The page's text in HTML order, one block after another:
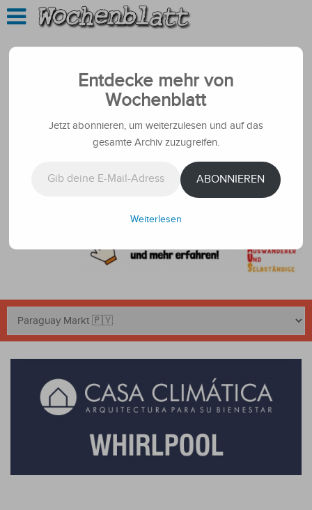
Entdecke mehr von
Wochenblatt
Jetzt abonnieren, um weiterzulesen und auf das
gesamte Archiv zuzugreifen.
ABONNIEREN
Weiterlesen